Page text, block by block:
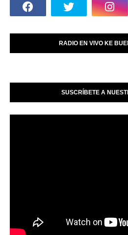
RADIO EN VIVO KE
SUSCRÍBETE A